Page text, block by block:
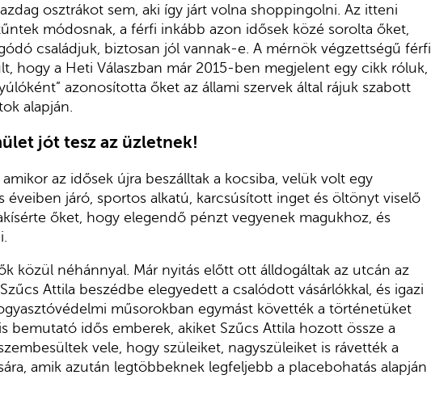
osztrákot sem, aki így járt volna shoppingolni. Az itteni
módosnak, a férfi inkább azon idősek közé sorolta őket,
családjuk, biztosan jól vannak-e. A mérnök végzettségű férfi
hogy a Heti Válaszban már 2015-ben megjelent egy cikk róluk,
azonosította őket az állami szervek által rájuk szabott
alapján.
jót tesz az üzletnek!
az idősek újra beszálltak a kocsiba, velük volt egy
éveiben járó, sportos alkatú, karcsúsított inget és öltönyt viselő
őket, hogy elegendő pénzt vegyenek magukhoz, és
közül néhánnyal. Már nyitás előtt ott álldogáltak az utcán az
Attila beszédbe elegyedett a csalódott vásárlókkal, és igazi
műsorokban egymást követték a történetüket
bemutató idős emberek, akiket Szűcs Attila hozott össze a
vele, hogy szüleiket, nagyszüleiket is rávették a
amik azután legtöbbeknek legfeljebb a placebohatás alapján